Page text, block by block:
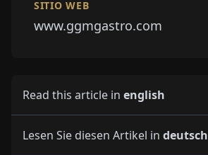
SITIO WEB
www.ggmgastro.com
Read this article in english
Lesen Sie diesen Artikel in deutsch